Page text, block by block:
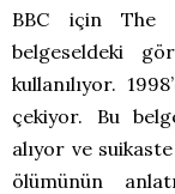
BBC için The
belgeseldeki
kullanılıyor.
çekiyor. Bu
alıyor ve
ölümünün